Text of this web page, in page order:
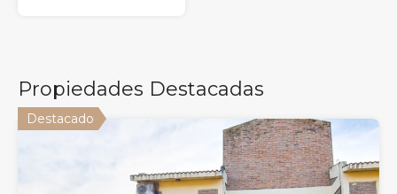
Propiedades Destacadas
Destacado